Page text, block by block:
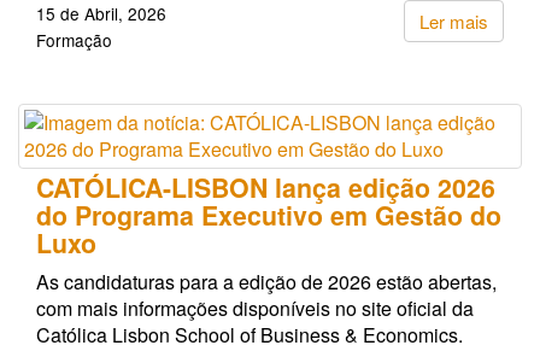
Ler mais
15 de Abril, 2026
Formação
CATÓLICA-LISBON lança edição 2026
do Programa Executivo em Gestão do
Luxo
As candidaturas para a edição de 2026 estão abertas,
com mais informações disponíveis no site oficial da
Católica Lisbon School of Business & Economics.